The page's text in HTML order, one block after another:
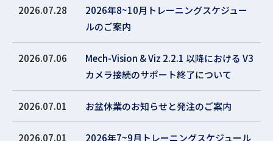
2026.07.28
2026年8~10月トレーニングスケジュー
ルのご案内
2026.07.06
Mech-Vision & Viz 2.2.1 以降における V3
カメラ接続のサポート終了について
2026.07.01 お盆休業のお知らせと発注のご案内
2026.07.01
2026年7~9月トレーニングスケジュール